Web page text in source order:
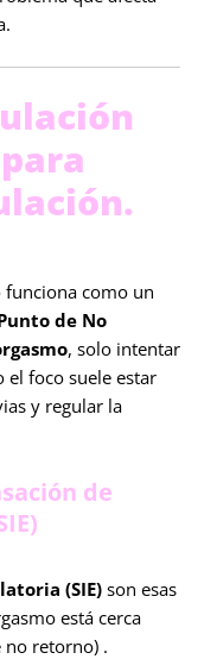
funciona como un
de No
, solo intentar
el foco suele estar
y regular la
de
(SIE) son esas
está cerca
no retorno) .